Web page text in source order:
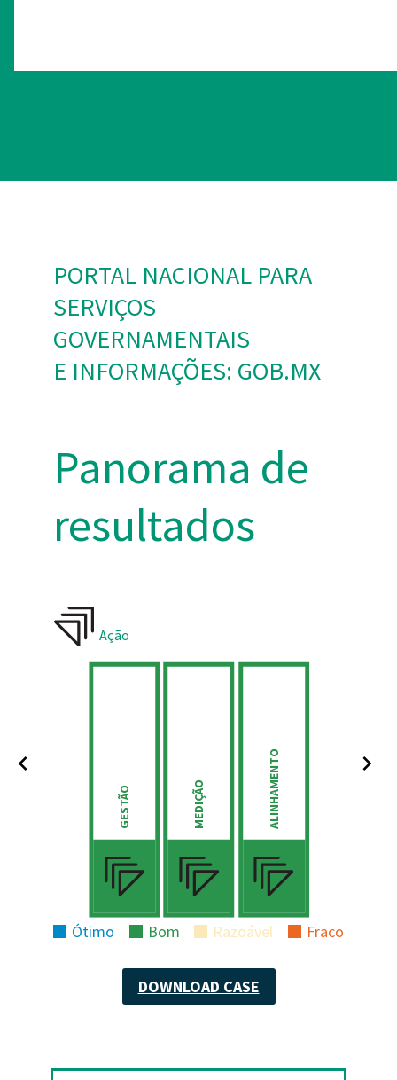
PORTAL NACIONAL PARA
SERVIÇOS
GOVERNAMENTAIS
E INFORMAÇÕES: GOB.MX
Panorama de
resultados
Legitimidade
ENGAJAMENTODOS STAKEHOLDERS COMPROMISSOPOLÍTICO CONFIANÇAPÚBLICA
Ótimo Bom Razoável Fraco
DOWNLOAD CASE